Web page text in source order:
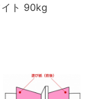
イト 90kg